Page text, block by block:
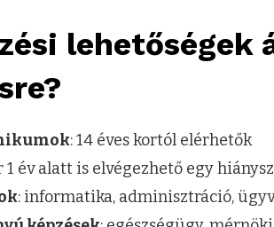
lehetőségek
: 14 éves kortól elérhetők
1 év alatt is elvégezhető egy
: informatika, adminisztráció,